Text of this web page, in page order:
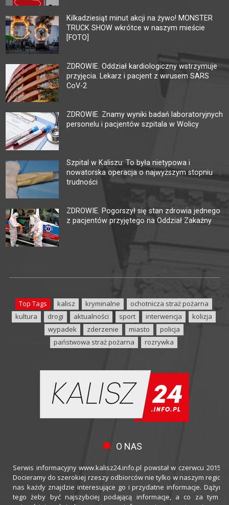
Kilkadziesiąt minut akcji na żywo! MONSTER
TRUCK SHOW wkrótce w naszym mieście
[FOTO]
ZDROWIE. Oddział kardiologiczny wstrzymuje
przyjęcia. Lekarz i pacjent z wirusem SARS
CoV-2
ZDROWIE. Znamy wyniki badań laboratoryjnych
personelu i pacjentów szpitala w Wolicy
Szpital w Kaliszu: To była nietypowa i
nowatorska operacja o najwyższym stopniu
trudności
ZDROWIE. Pogorszył się stan zdrowia jednego
z pacjentów przyjętego na Oddział Zakaźny
Top Tags kalisz kryminalne
ochotnicza straż pożarna
kultura
drogi aktualności sport interwencja
kolizja
wypadek
zderzenie miasto
policja
państwowa straż pożarna
rozrywka
O NAS
Serwis informacyjny www.kalisz24.info.pl powstał w czerwcu 2015
Docieramy do szerokiej rzeszy odbiorców nie tylko w naszym
nas każdy znajdzie interesujące go i przydatne informacje.
tego żeby być najszybciej podającą informacje, a co za tym